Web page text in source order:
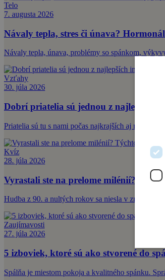
Telo
7. augusta 2026
Návaly tepla, stres či únava?
Návaly tepla, únava, problémy so spánkom,
Vzťahy
30. júla 2026
Dobrí priatelia sú jednou z najlepších
Priatelia sú tu s nami počas najkrajších aj
Kvíz
28. júla 2026
Vyrastali ste na prelome milénií?
Hudba z 90. a nultých rokov sa niesla v znamení
Zaujímavosti
27. júla 2026
5 izboviek, ktoré sú ako stvorené do
Spálňa je miestom pokoja a kvalitného spánku.